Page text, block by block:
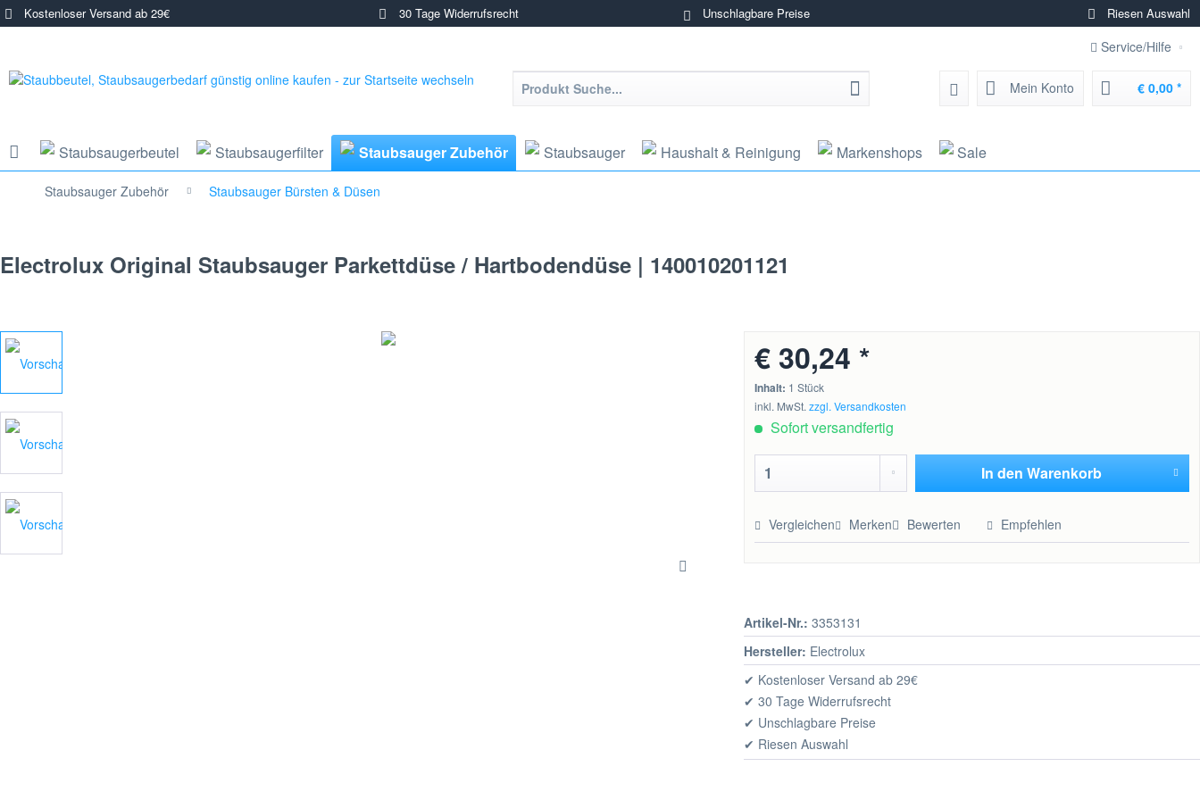
Kostenloser Versand ab 29€ 30 Tage Widerrufsrecht Unschlagbare Preise Riesen Auswahl
Service/Hilfe
Mein Konto € 0,00 *
Staubsaugerbeutel Staubsaugerfilter Staubsauger Zubehör Staubsauger Haushalt & Reinigung Markenshops Sale
Staubsauger Zubehör Staubsauger Bürsten & Düsen
Electrolux Original Staubsauger Parkettdüse / Hartbodendüse | 140010201121
€ 30,24 *
Inhalt: 1 Stück
inkl. MwSt.zzgl. Versandkosten
Sofort versandfertig
In den Warenkorb
Vergleichen Merken Bewerten Empfehlen
Artikel-Nr.: 3353131
Hersteller: Electrolux
✔ Kostenloser Versand ab 29€
✔ 30 Tage Widerrufsrecht
✔ Unschlagbare Preise
✔ Riesen Auswahl